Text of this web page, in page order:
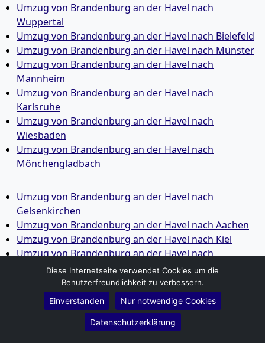
Umzug von Brandenburg an der Havel nach
Wuppertal
Umzug von Brandenburg an der Havel nach Bielefeld
Umzug von Brandenburg an der Havel nach Münster
Umzug von Brandenburg an der Havel nach
Mannheim
Umzug von Brandenburg an der Havel nach
Karlsruhe
Umzug von Brandenburg an der Havel nach
Wiesbaden
Umzug von Brandenburg an der Havel nach
Mönchen­gladbach
Umzug von Brandenburg an der Havel nach
Gelsenkirchen
Umzug von Brandenburg an der Havel nach Aachen
Umzug von Brandenburg an der Havel nach Kiel
Umzug von Brandenburg an der Havel nach
Chemnitz
Umzug von Brandenburg an der Havel nach Halle
Umzug von Brandenburg an der Havel nach
Magdeburg
Umzug von Brandenburg an der Havel nach Freiburg
Diese Internetseite verwendet Cookies um die
Benutzerfreundlichkeit zu verbessern.
Einverstanden Nur notwendige Cookies
Datenschutzerklärung